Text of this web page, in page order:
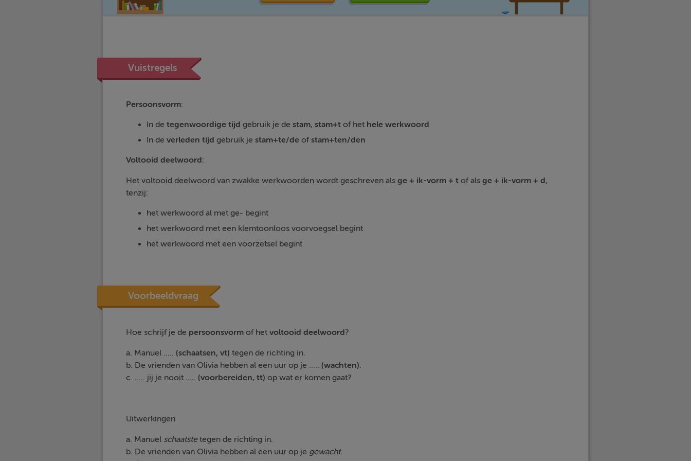
Vuistregels
Persoonsvorm:
In de tegenwoordige tijd gebruik je de stam, stam+tof het hele werkwoord
In de verleden tijd gebruik je stam+te/de of stam+ten/den
Voltooid deelwoord :
Het voltooid deelwoord van zwakke werkwoorden wordt geschreven als ge + ik-vorm + tof als ge + ik-vorm + d ,
tenzij:
het werkwoord al met ge- begint
het werkwoord met een klemtoonloos voorvoegsel begint
het werkwoord met een voorzetsel begint
Voorbeeldvraag
Hoe schrijf je de persoonsvormof hetvoltooid deelwoord ?
a. Manuel ..... (schaatsen, vt) tegen de richting in.
b. De vrienden van Olivia hebben al een uur op je ..... (wachten).
c. ..... jij je nooit ..... (voorbereiden, tt) op wat er komen gaat?
Uitwerkingen
a. Manuel schaatstetegen de richting in.
b. De vrienden van Olivia hebben al een uur op je gewacht.